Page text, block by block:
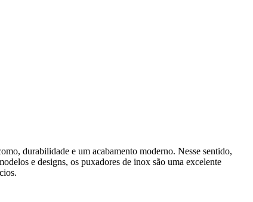
durabilidade e um acabamento moderno. Nesse sentido,
e designs, os puxadores de inox são uma excelente